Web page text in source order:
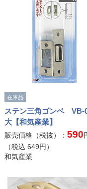
在庫品
ステン三角ゴンベ
大【和気産業】
販売価格（税抜）： 590
（税込 649円）
和気産業